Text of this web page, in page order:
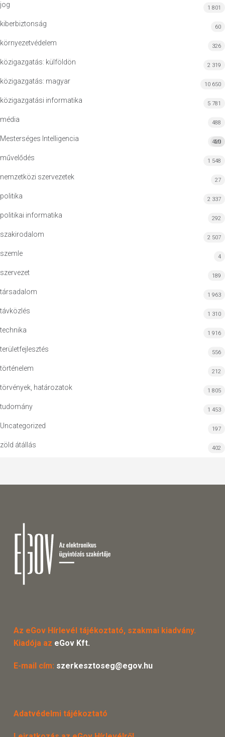
jog 1 801
kiberbiztonság 60
környezetvédelem 326
közigazgatás: külföldön 2 319
közigazgatás: magyar 10 650
közigazgatási informatika 5 781
média 488
Mesterséges Intelligencia MI
420
művelődés 1 548
nemzetközi szervezetek 27
politika 2 337
politikai informatika 292
szakirodalom 2 507
szemle 4
szervezet 189
társadalom 1 963
távközlés 1 310
technika 1 916
területfejlesztés 556
történelem 212
törvények, határozatok 1 805
tudomány 1 453
Uncategorized 197
zöld átállás 402
Az eGov Hírlevél tájékoztató, szakmai kiadvány.
Kiadója az eGov Kft.
E-mail cím: szerkesztoseg@egov.hu
Adatvédelmi tájékoztató